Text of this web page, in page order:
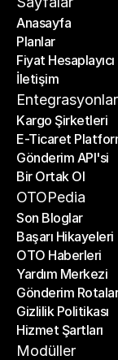
Anasayfa
Anasayfa
Planlar
Planlar
Fiyat Hesaplayıcı
Fiyat Hesaplayıcı
İletişim
İletişim
Entegrasyonlar
Kargo Şirketleri
Kargo Şirketleri
E-Ticaret
E-Ticaret
Gönderim API'si
Gönderim API'si
Bir Ortak Ol
Bir Ortak Ol
OTOPedia
Son Bloglar
Son Bloglar
Başarı Hikayeleri
Başarı Hikayeleri
OTO Haberleri
OTO Haberleri
Yardım Merkezi
Yardım Merkezi
Gönderim
Gönderim Rotaları
Gizlilik Politikası
Gizlilik Politikası
Hizmet Şartları
Hizmet Şartları
Modüller